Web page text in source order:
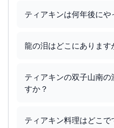
ティアキンは何年後にや
龍の泪はどこにあります
ティアキンの双子山南の
すか？
ティアキン料理はどこで